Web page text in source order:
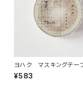
ヨハク マスキングテ
ズカナイロ Y-115
¥583